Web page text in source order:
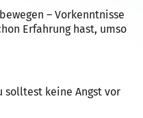
– Vorkenntnisse
Erfahrung hast, umso
solltest keine Angst vor